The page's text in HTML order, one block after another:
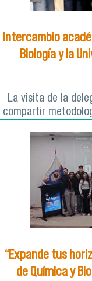
Intercambio
Biología y la
La visita de la
compartir
“Expande tus
de Química y